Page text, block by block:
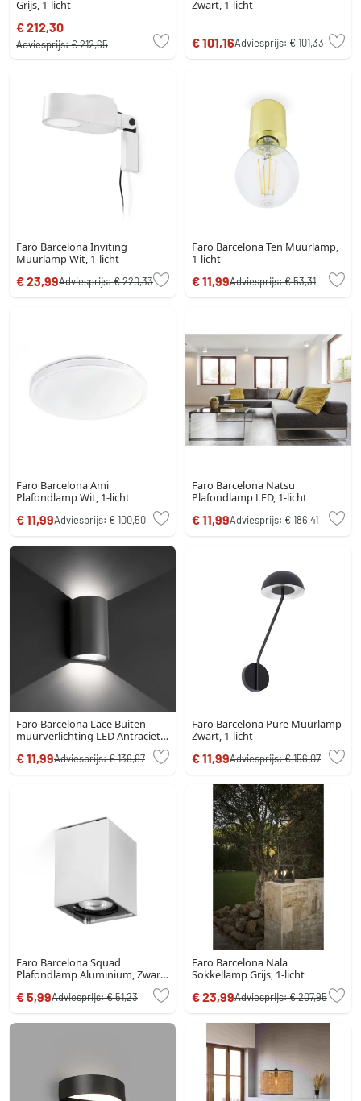
Grijs, 1-licht
€ 212,30
Adviesprijs:€ 212,65
Zwart, 1-licht
€ 101,16Adviesprijs:€ 101,33
Faro Barcelona Inviting
Muurlamp Wit, 1-licht
€ 23,99Adviesprijs:€ 220,33
Faro Barcelona Ten Muurlamp,
1-licht
€ 11,99Adviesprijs:€ 53,31
Faro Barcelona Ami
Plafondlamp Wit, 1-licht
€ 11,99Adviesprijs:€ 100,50
Faro Barcelona Natsu
Plafondlamp LED, 1-licht
€ 11,99Adviesprijs:€ 186,41
Faro Barcelona Lace Buiten
muurverlichting LED Antraciet,
€ 11,99Adviesprijs:€ 136,67
Faro Barcelona Pure Muurlamp
Zwart, 1-licht
€ 11,99Adviesprijs:€ 156,07
Faro Barcelona Squad
Plafondlamp Aluminium, Zwart,
€ 5,99Adviesprijs:€ 51,23
Faro Barcelona Nala
Sokkellamp Grijs, 1-licht
€ 23,99Adviesprijs:€ 207,95